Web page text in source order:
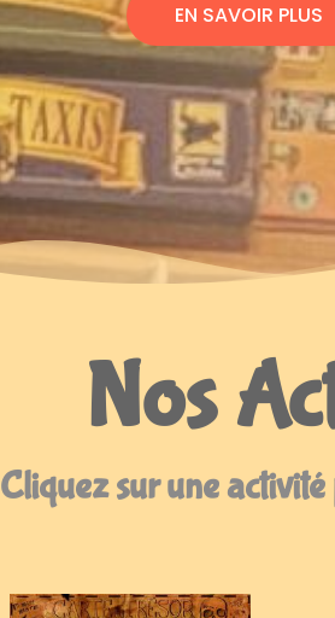
EN SAVOIR PLUS
Nos
Cliquez sur une